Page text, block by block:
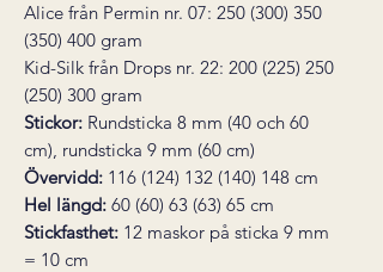
Alice från Permin nr. 07: 250 (300) 350
(350) 400 gram
Kid-Silk från Drops nr. 22: 200 (225) 250
(250) 300 gram
Stickor: Rundsticka 8 mm (40 och 60
cm), rundsticka 9 mm (60 cm)
Övervidd: 116 (124) 132 (140) 148 cm
Hel längd: 60 (60) 63 (63) 65 cm
Stickfasthet: 12 maskor på sticka 9 mm
= 10 cm